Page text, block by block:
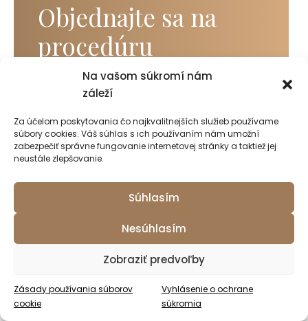
Na vašom súkromí nám
záleží
Za účelom poskytovania čo najkvalitnejších služieb používame
súbory cookies. Váš súhlas s ich používaním nám umožní
zabezpečiť správne fungovanie internetovej stránky a taktiež jej
neustále zlepšovanie.
Súhlasím
Nesúhlasím
Zobraziť predvoľby
Zásady používania súborov
cookie
Vyhlásenie o ochrane
súkromia
Objednajte sa na
procedúru
Kontaktný formulár
Postará sa o vás
MUDr. Milan
Gajdoš, MPH
Najnovšie články